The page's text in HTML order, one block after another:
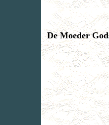
De Moeder